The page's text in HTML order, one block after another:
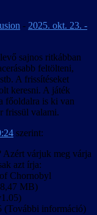
- 2025. okt. 23. -
sajnos ritkábban
feltölteni,
A frissítéseket
keresni. A játék
főoldalra is ki van
frissül valami.
szerint:
Azért várjuk meg várja
azt írja:
Chornobyl
MB)
(További információ)